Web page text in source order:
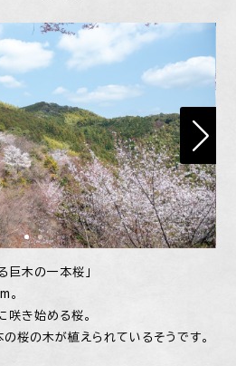
巨木の一本桜」
。
咲き始める桜。
桜の木が植えられているそうです。